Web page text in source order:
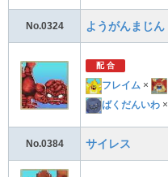
No.0324 ようがんまじん
配 合
フレイム ×
ばくだんいわ ×
No.0384 サイレス